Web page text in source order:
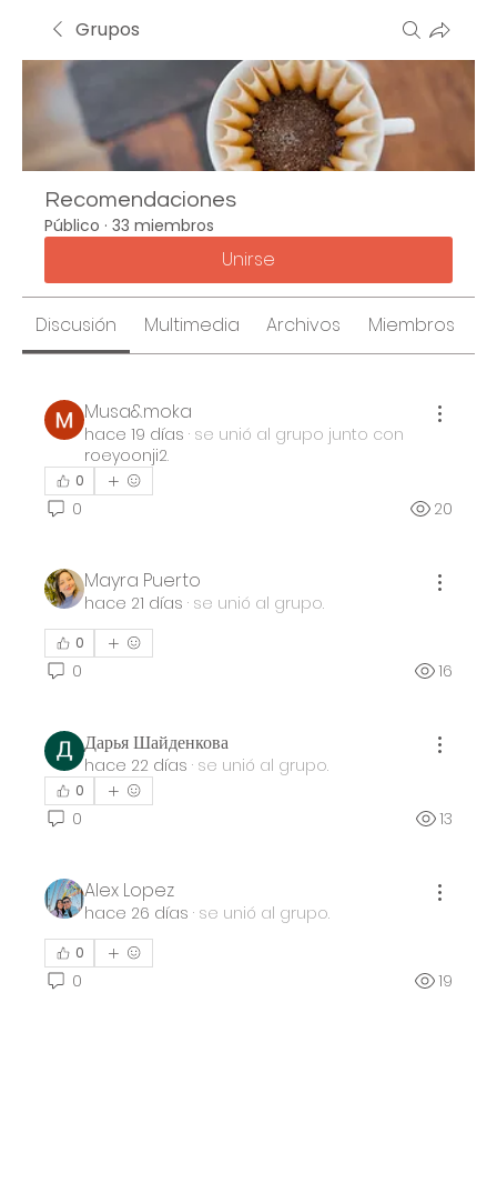
Grupos
Recomendaciones
Público · 33 miembros
Unirse
Discusión Multimedia Archivos Miembros
Musa&moka
hace 19 días · se unió al grupo junto con
roeyoonji2.
0
0 20
Mayra Puerto
hace 21 días · se unió al grupo.
0
0 16
Дарья Шайденкова
hace 22 días · se unió al grupo.
0
0 13
Alex Lopez
hace 26 días · se unió al grupo.
0
0 19